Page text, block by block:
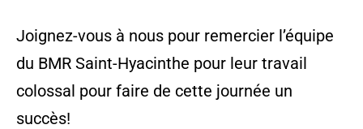
Joignez-vous à nous pour remercier l’équipe
du BMR Saint-Hyacinthe pour leur travail
colossal pour faire de cette journée un
succès!